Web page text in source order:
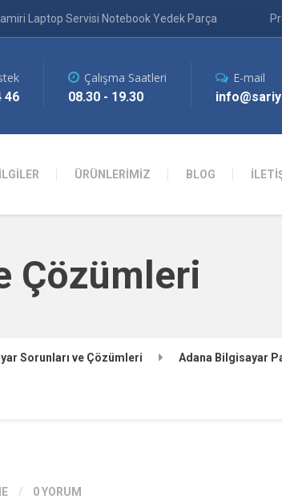
Laptop Servisi Notebook Yedek Parça
ÜRÜNLERİMİZ BLOG
46
Çalışma Saatleri
08.30 - 19.30
E-mail
Çözümleri
Sorunları ve Çözümleri Adana Bilgisayar
/ 0 YORUM